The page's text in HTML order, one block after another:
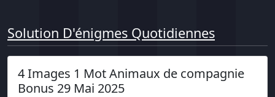
Solution D'énigmes Quotidiennes
4 Images 1 Mot Animaux de compagnie
Bonus 29 Mai 2025